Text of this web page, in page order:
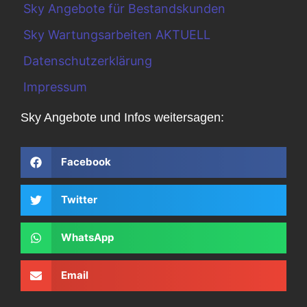
Sky Angebote für Bestandskunden
Sky Wartungsarbeiten AKTUELL
Datenschutzerklärung
Impressum
Sky Angebote und Infos weitersagen:
Facebook
Twitter
WhatsApp
Email